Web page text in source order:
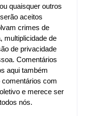
quaisquer outros
aceitos
crimes de
multiplicidade de
de privacidade
Comentários
aqui também
com
e merece ser
nós.